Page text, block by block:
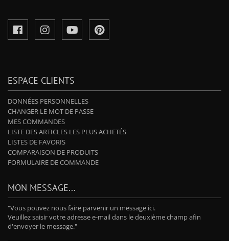
ESPACE CLIENTS
DONNÉES PERSONNELLES
CHANGER LE MOT DE PASSE
MES COMMANDES
LISTE DES ARTICLES LES PLUS ACHETÉS
LISTES DE FAVORIS
COMPARAISON DE PRODUITS
FORMULAIRE DE COMMANDE
MON MESSAGE...
"Vous pouvez nous faire parvenir un message ici.
Veuillez saisir votre adresse e-mail dans le deuxième champ afin
d'envoyer le message."